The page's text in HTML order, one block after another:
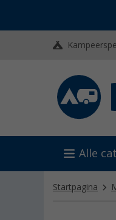
Alle
Startpagina